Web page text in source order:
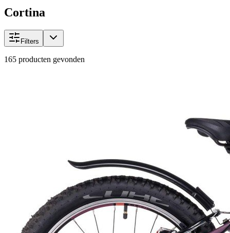
Cortina
Filters
165 producten gevonden